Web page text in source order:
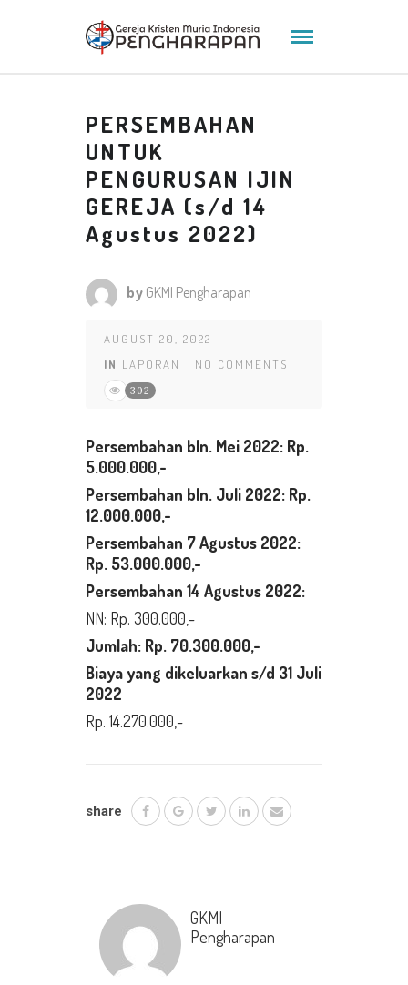
PERSEMBAHAN
UNTUK
PENGURUSAN IJIN
GEREJA (s/d 14
Agustus 2022)
by GKMI Pengharapan
AUGUST 20, 2022
IN LAPORAN NO COMMENTS
302
Persembahan bln. Mei 2022: Rp.
5.000.000,-
Persembahan bln. Juli 2022: Rp.
12.000.000,-
Persembahan 7 Agustus 2022:
Rp. 53.000.000,-
Persembahan 14 Agustus 2022:
NN: Rp. 300.000,-
Jumlah: Rp. 70.300.000,-
Biaya yang dikeluarkan s/d 31 Juli
2022
Rp. 14.270.000,-
share
GKMI
Pengharapan